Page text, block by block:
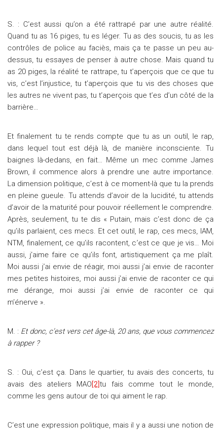
S. : C’est aussi qu’on a été rattrapé par une autre réalité.
Quand tu as 16 piges, tu es léger. Tu as des soucis, tu as les
contrôles de police au faciès, mais ça te passe un peu au-
dessus, tu essayes de penser à autre chose. Mais quand tu
as 20 piges, la réalité te rattrape, tu t’aperçois que ce que tu
vis, c’est l’injustice, tu t’aperçois que tu vis des choses que
les autres ne vivent pas, tu t’aperçois que t’es d’un côté de la
barrière…
Et finalement tu te rends compte que tu as un outil, le rap,
dans lequel tout est déjà là, de manière inconsciente. Tu
baignes là-dedans, en fait… Même un mec comme James
Brown, il commence alors à prendre une autre importance.
La dimension politique, c’est à ce moment-là que tu la prends
en pleine gueule. Tu attends d’avoir de la lucidité, tu attends
d’avoir de la maturité pour pouvoir réellement le comprendre.
Après, seulement, tu te dis « Putain, mais c’est donc de ça
qu’ils parlaient, ces mecs. Et cet outil, le rap, ces mecs, IAM,
NTM, finalement, ce qu’ils racontent, c’est ce que je vis… Moi
aussi, j’aime faire ce qu’ils font, artistiquement ça me plaît.
Moi aussi j’ai envie de réagir, moi aussi j’ai envie de raconter
mes petites histoires, moi aussi j’ai envie de raconter ce qui
me dérange, moi aussi j’ai envie de raconter ce qui
m’énerve ».
M. : Et donc, c’est vers cet âge-là, 20 ans, que vous commencez
à rapper ?
S. : Oui, c’est ça. Dans le quartier, tu avais des concerts, tu
avais des ateliers MAO[2]tu fais comme tout le monde,
comme les gens autour de toi qui aiment le rap.
C’est une expression politique, mais il y a aussi une notion de